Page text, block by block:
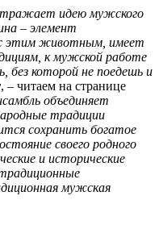
идею мужского
– элемент
с этим животным, имеет
к мужской работе
без которой не поедешь и
, – читаем на странице
объединяет
традиции
сохранить богатое
своего родного
и исторические
мужская